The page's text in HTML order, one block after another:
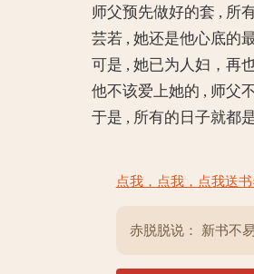
师父预先做好的套 , 所有
芸若 , 她还是他心底的最
可是 , 她已为人妇，再也
他不该爱上她的 , 师父不
于是 , 所有的日子就都是
点我，点我，点我送
赤脱脱说： 新书不